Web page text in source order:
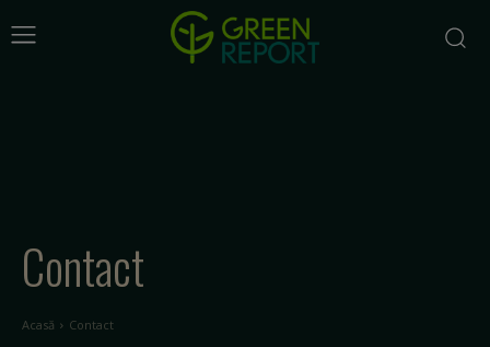
Contact
Acasă Contact